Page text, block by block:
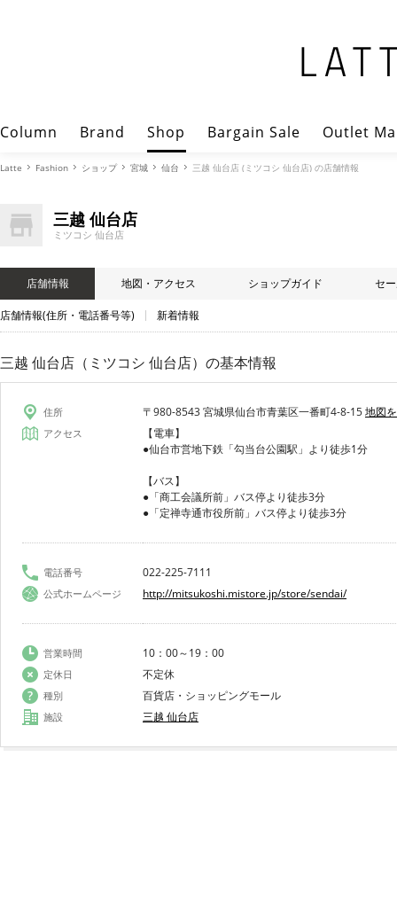
Column Brand Shop Bargain Sale Outlet
Latte Fashion ショップ 宮城 仙台 三越 仙台店 (ミツコシ 仙台店) の店舗情報
三越 仙台店
ミツコシ 仙台店
店舗情報 地図・アクセス ショップガイド セ
店舗情報(住所・電話番号等) 新着情報
三越 仙台店（ミツコシ 仙台店） の基本情報
住所 〒980-8543 宮城県仙台市青葉区一番町4-8-15地図
アクセス
【電車】
●仙台市営地下鉄「勾当台公園駅」より徒歩1分
【バス】
●「商工会議所前」バス停より徒歩3分
●「定禅寺通市役所前」バス停より徒歩3分
電話番号 022-225-7111
公式ホームページ http://mitsukoshi.mistore.jp/store/sendai/
営業時間 10：00～19：00
定休日 不定休
種別 百貨店・ショッピングモール
施設 三越 仙台店